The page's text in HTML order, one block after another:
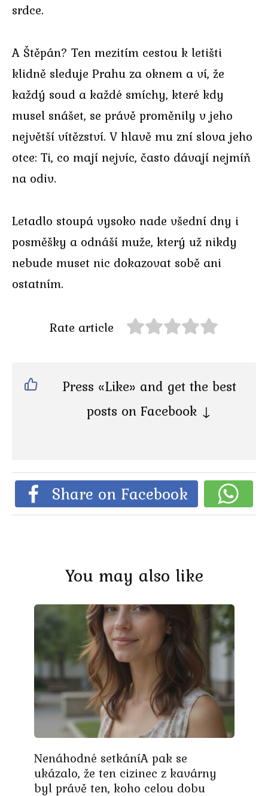
srdce.
A Štěpán? Ten mezitím cestou k letišti
klidně sleduje Prahu za oknem a ví, že
každý soud a každé smíchy, které kdy
musel snášet, se právě proměnily v jeho
největší vítězství. V hlavě mu zní slova jeho
otce: Ti, co mají nejvíc, často dávají nejmíň
na odiv.
Letadlo stoupá vysoko nade všední dny i
posměšky a odnáší muže, který už nikdy
nebude muset nic dokazovat sobě ani
ostatním.
Rate article
Press «Like» and get the best
posts on Facebook ↓
Share on Facebook
You may also like
Nenáhodné setkáníA pak se
ukázalo, že ten cizinec z kavárny
byl právě ten, koho celou dobu